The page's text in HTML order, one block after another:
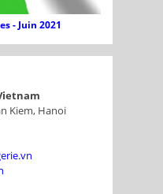
- Juin 2021
Kiem, Hanoi